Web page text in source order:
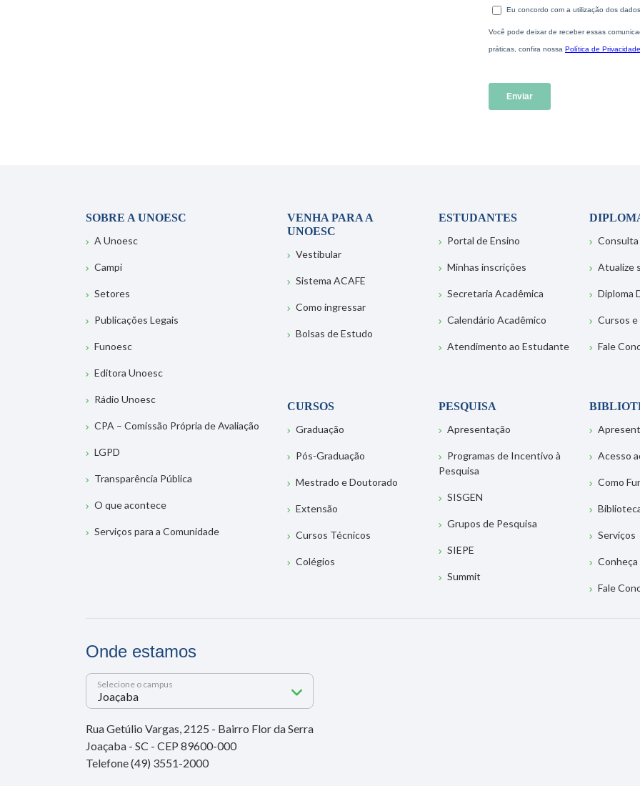
SOBRE A UNOESC
A Unoesc
Campi
Setores
Publicações Legais
Funoesc
Editora Unoesc
Rádio Unoesc
CPA – Comissão Própria de Avaliação
LGPD
Transparência Pública
O que acontece
Serviços para a Comunidade
VENHA PARA A
UNOESC
Vestibular
Sistema ACAFE
Como ingressar
Bolsas de Estudo
ESTUDANTES
Portal de Ensino
Minhas inscrições
Secretaria Acadêmica
Calendário Acadêmico
Atendimento ao Estudante
Consulta
Atualize
Diploma
Cursos
Fale
CURSOS
Graduação
Pós-Graduação
Mestrado e Doutorado
Extensão
Cursos Técnicos
Colégios
PESQUISA
Apresentação
Programas de Incentivo à
Pesquisa
SISGEN
Grupos de Pesquisa
SIEPE
Summit
Acesso
Como
Serviços
Fale
Onde estamos
Selecione o campus
Rua Getúlio Vargas, 2125 - Bairro Flor da Serra
Joaçaba - SC - CEP 89600-000
Telefone (49) 3551-2000